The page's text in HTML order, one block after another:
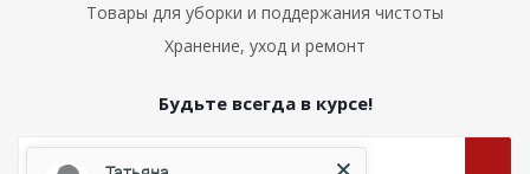
Товары для уборки и поддержания чистоты
Хранение, уход и ремонт
Будьте всегда в курсе!